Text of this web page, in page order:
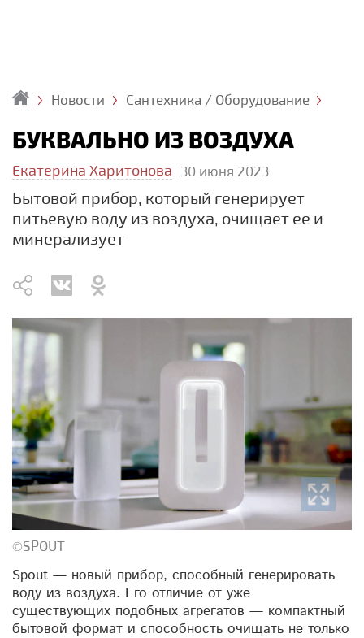
Новости Сантехника / Оборудование
БУКВАЛЬНО ИЗ ВОЗДУХА
Екатерина Харитонова 30 июня 2023
Бытовой прибор, который генерирует
питьевую воду из воздуха, очищает ее и
минерализует
©SPOUT
Spout — новый прибор, способный генерировать
воду из воздуха. Его отличие от уже
существующих подобных агрегатов — компактный
бытовой формат и способность очищать не только